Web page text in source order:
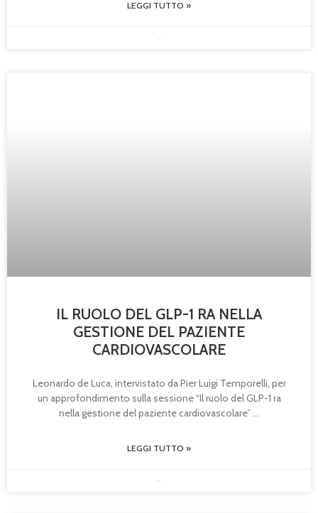
LEGGI TUTTO »
IL RUOLO DEL GLP-1 RA NELLA
GESTIONE DEL PAZIENTE
CARDIOVASCOLARE
Leonardo de Luca, intervistato da Pier Luigi Temporelli, per
un approfondimento sulla sessione “Il ruolo del GLP-1 ra
nella gestione del paziente cardiovascolare”
LEGGI TUTTO »